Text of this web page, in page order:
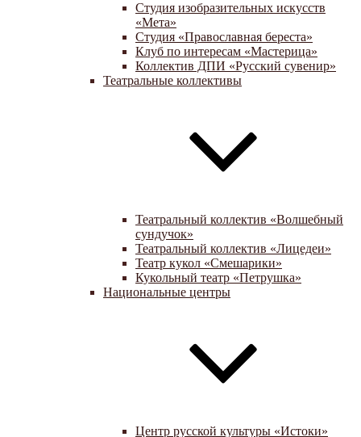
Студия изобразительных искусств
«Мета»
Студия «Православная береста»
Клуб по интересам «Мастерица»
Коллектив ДПИ «Русский сувенир»
Театральные коллективы
Театральный коллектив «Волшебный
сундучок»
Театральный коллектив «Лицедеи»
Театр кукол «Смешарики»
Кукольный театр «Петрушка»
Национальные центры
Центр русской культуры «Истоки»